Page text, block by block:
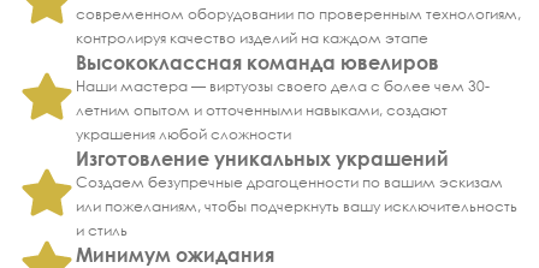
современном оборудовании по проверенным технологиям,
контролируя качество изделий на каждом этапе
Высококлассная команда ювелиров
Наши мастера — виртуозы своего дела с более чем 30-
летним опытом и отточенными навыками, создают
украшения любой сложности
Изготовление уникальных украшений
Создаем безупречные драгоценности по вашим эскизам
или пожеланиям, чтобы подчеркнуть вашу исключительность
и стиль
Минимум ожидания